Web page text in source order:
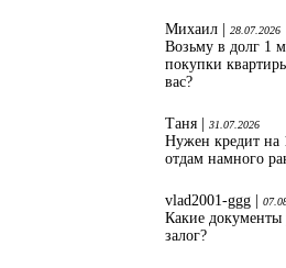
Михаил | 28.07.2026
Возьму в долг 1
покупки
вас?
Таня | 31.07.2026
Нужен кредит на
отдам намного
vlad2001-ggg |
Какие документы
залог?